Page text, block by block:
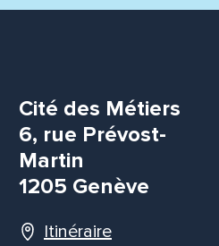
Cité des Métiers
6, rue Prévost-
Martin
1205 Genève
Itinéraire